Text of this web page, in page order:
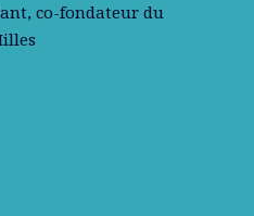
co-fondateur du